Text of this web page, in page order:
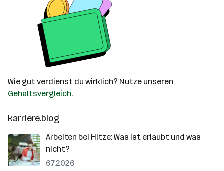
Wie gut verdienst du wirklich? Nutze unseren
Gehaltsvergleich.
karriere.blog
Arbeiten bei Hitze: Was ist erlaubt und was
nicht?
6.7.2026